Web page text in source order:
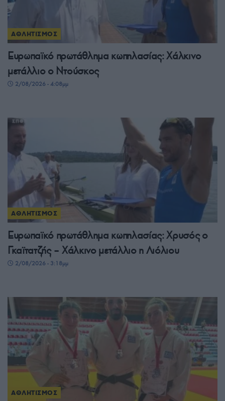
ΑΘΛΗΤΙΣΜΟΣ
Ευρωπαϊκό πρωτάθλημα κωπηλασίας: Χάλκινο
μετάλλιο ο Ντούσκος
2/08/2026 - 4:08μμ
ΑΘΛΗΤΙΣΜΟΣ
Ευρωπαϊκό πρωτάθλημα κωπηλασίας: Χρυσός ο
Γκαϊτατζής – Χάλκινο μετάλλιο η Λιόλιου
2/08/2026 - 3:18μμ
ΑΘΛΗΤΙΣΜΟΣ